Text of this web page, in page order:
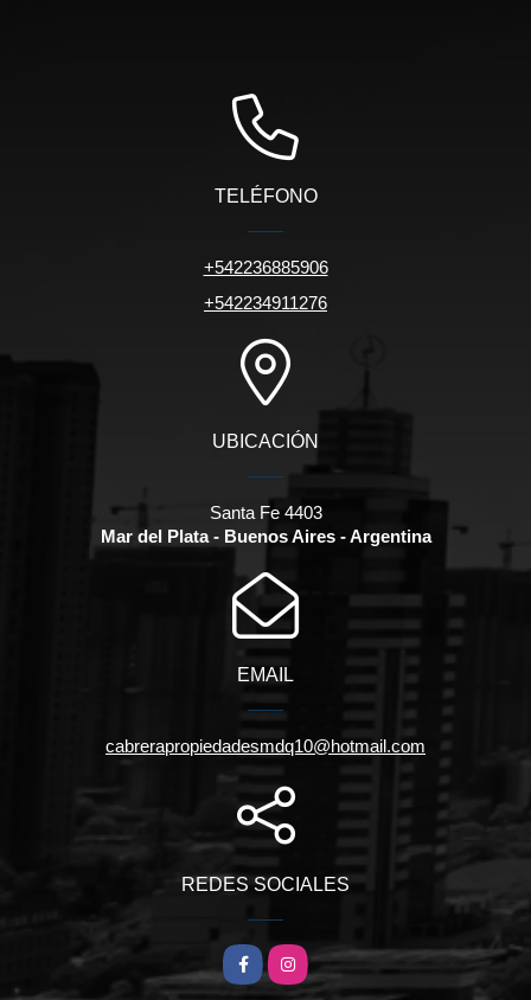
TELÉFONO
+542236885906
+542234911276
UBICACIÓN
Santa Fe 4403
Mar del Plata - Buenos Aires - Argentina
EMAIL
cabrerapropiedadesmdq10@hotmail.com
REDES SOCIALES
FacebookInstagram